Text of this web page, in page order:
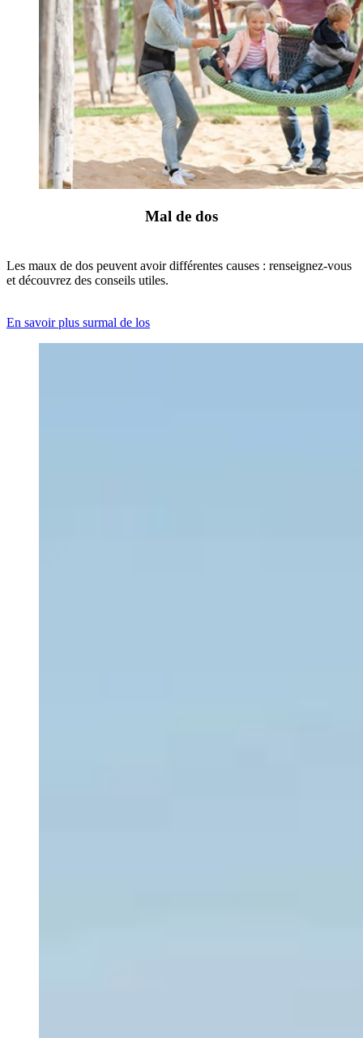
Mal de dos
Les maux de dos peuvent avoir différentes causes : renseignez-vous
et découvrez des conseils utiles.
En savoir plus surmal de los